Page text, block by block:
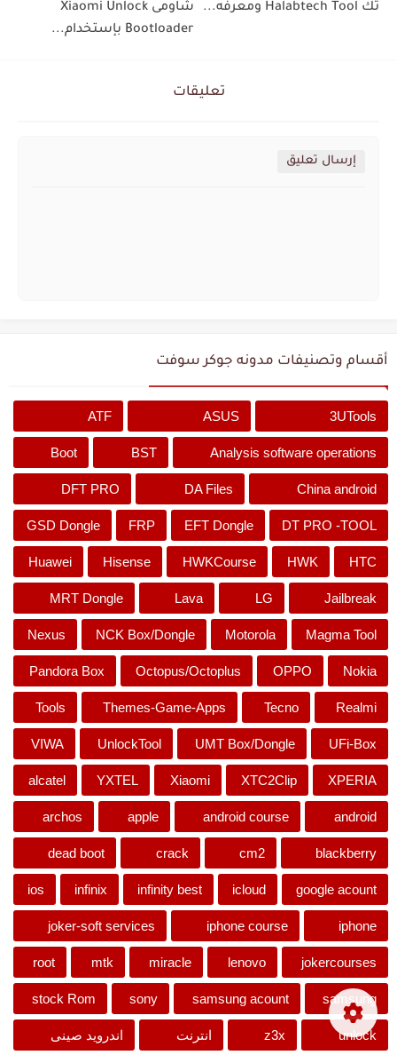
تك Halabtech Tool ومعرفه...
شاومى Xiaomi Unlock
Bootloader بإستخدام...
تعليقات
إرسال تعليق
أقسام وتصنيفات مدونه جوكر سوفت
3UTools
ASUS
ATF
Analysis software operations
BST
Boot
China android
DA Files
DFT PRO
DT PRO -TOOL
EFT Dongle
FRP
GSD Dongle
HTC
HWK
HWKCourse
Hisense
Huawei
Jailbreak
LG
Lava
MRT Dongle
Magma Tool
Motorola
NCK Box/Dongle
Nexus
Nokia
OPPO
Octopus/Octoplus
Pandora Box
Realmi
Tecno
Themes-Game-Apps
Tools
UFi-Box
UMT Box/Dongle
UnlockTool
VIWA
XPERIA
XTC2Clip
Xiaomi
YXTEL
alcatel
android
android course
apple
archos
blackberry
cm2
crack
dead boot
google acount
icloud
infinity best
infinix
ios
iphone
iphone course
joker-soft services
jokercourses
lenovo
miracle
mtk
root
samsung
samsung acount
sony
stock Rom
unlock
z3x انترنت اندرويد صينى